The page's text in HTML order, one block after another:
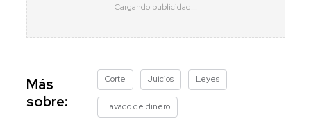
Más
sobre:
Corte Juicios Leyes
Lavado de dinero